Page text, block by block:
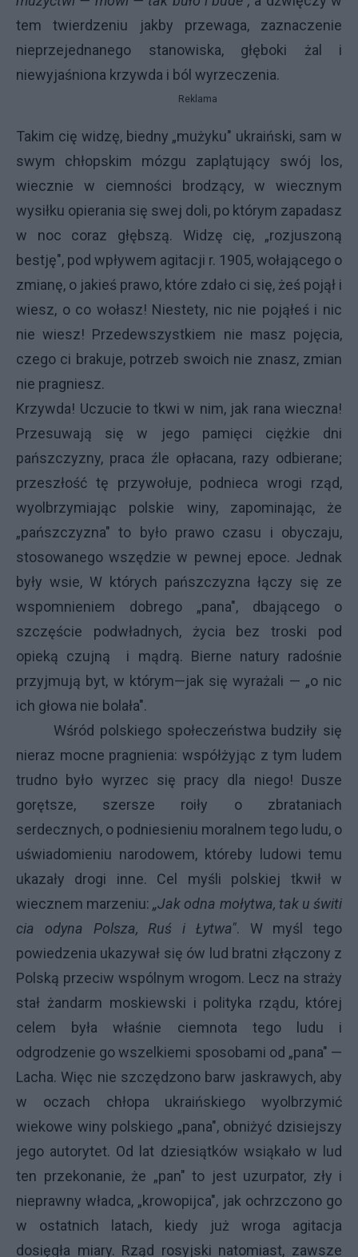
tem twierdzeniu jakby przewaga, zaznaczenie
nieprzejednanego stanowiska, głęboki żal i
niewyjaśniona krzywda i ból wyrzeczenia.
Reklama
Takim cię widzę, biedny „mużyku" ukraiński, sam w
swym chłopskim mózgu zaplątujący swój los,
wiecznie w ciemności brodzący, w wiecznym
wysiłku opierania się swej doli, po którym zapadasz
w noc coraz głębszą. Widzę cię, „rozjuszoną
bestję", pod wpływem agitacji r. 1905, wołającego o
zmianę, o jakieś prawo, które zdało ci się, żeś pojął i
wiesz, o co wołasz! Niestety, nic nie pojąłeś i nic
nie wiesz! Przedewszystkiem nie masz pojęcia,
czego ci brakuje, potrzeb swoich nie znasz, zmian
nie pragniesz.
Krzywda! Uczucie to tkwi w nim, jak rana wieczna!
Przesuwają się w jego pamięci ciężkie dni
pańszczyzny, praca źle opłacana, razy odbierane;
przeszłość tę przywołuje, podnieca wrogi rząd,
wyolbrzymiając polskie winy, zapominając, że
„pańszczyzna" to było prawo czasu i obyczaju,
stosowanego wszędzie w pewnej epoce. Jednak
były wsie, W których pańszczyzna łączy się ze
wspomnieniem dobrego „pana", dbającego o
szczęście podwładnych, życia bez troski pod
opieką czujną i mądrą. Bierne natury radośnie
przyjmują byt, w którym—jak się wyrażali — „o nic
ich głowa nie bolała".
Wśród polskiego społeczeństwa budziły się
nieraz mocne pragnienia: współżyjąc z tym ludem
trudno było wyrzec się pracy dla niego! Dusze
gorętsze, szersze roiły o zbrataniach
serdecznych, o podniesieniu moralnem tego ludu, o
uświadomieniu narodowem, któreby ludowi temu
ukazały drogi inne. Cel myśli polskiej tkwił w
wiecznem marzeniu:„Jak odna mołytwa, tak u świti
cia odyna Polsza, Ruś i Łytwa". W myśl tego
powiedzenia ukazywał się ów lud bratni złączony z
Polską przeciw wspólnym wrogom. Lecz na straży
stał żandarm moskiewski i polityka rządu, której
celem była właśnie ciemnota tego ludu i
odgrodzenie go wszelkiemi sposobami od „pana" —
Lacha. Więc nie szczędzono barw jaskrawych, aby
w oczach chłopa ukraińskiego wyolbrzymić
wiekowe winy polskiego „pana", obniżyć dzisiejszy
jego autorytet. Od lat dziesiątków wsiąkało w lud
ten przekonanie, że „pan" to jest uzurpator, zły i
nieprawny władca, „krowopijca", jak ochrzczono go
w ostatnich latach, kiedy już wroga agitacja
dosięgła miary. Rząd rosyjski natomiast, zawsze